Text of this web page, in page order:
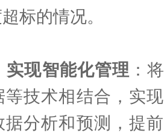
标的情况。
实现智能化管理 ：
等技术相结合，实
据分析和预测，提